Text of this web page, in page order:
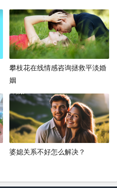
攀枝花在线情感咨询拯救平淡婚
姻
婆媳关系不好怎么解决？